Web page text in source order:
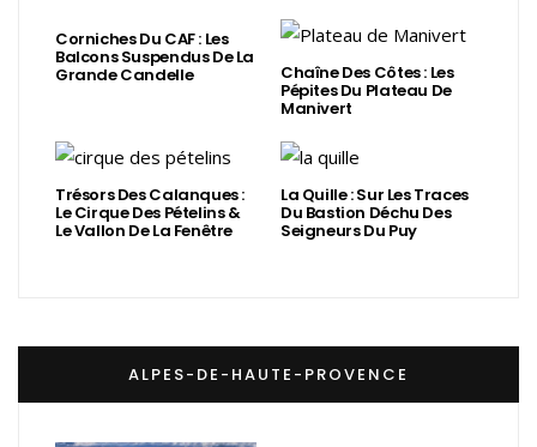
Corniches Du CAF : Les
Balcons Suspendus De La
Grande Candelle Chaîne Des Côtes : Les
Pépites Du Plateau De
Manivert
Trésors Des Calanques :
Le Cirque Des Pételins &
Le Vallon De La Fenêtre
La Quille : Sur Les Traces
Du Bastion Déchu Des
Seigneurs Du Puy
ALPES-DE-HAUTE-PROVENCE